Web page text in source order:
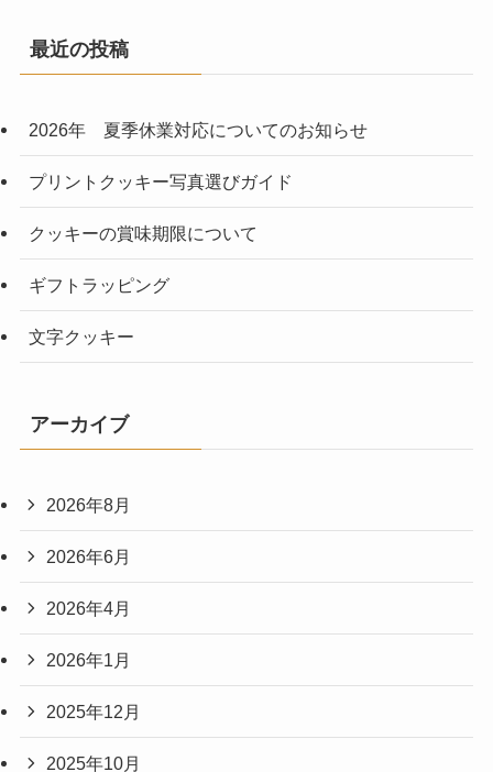
最近の投稿
2026年 夏季休業対応についてのお知らせ
プリントクッキー写真選びガイド
クッキーの賞味期限について
ギフトラッピング
文字クッキー
アーカイブ
2026年8月
2026年6月
2026年4月
2026年1月
2025年12月
2025年10月